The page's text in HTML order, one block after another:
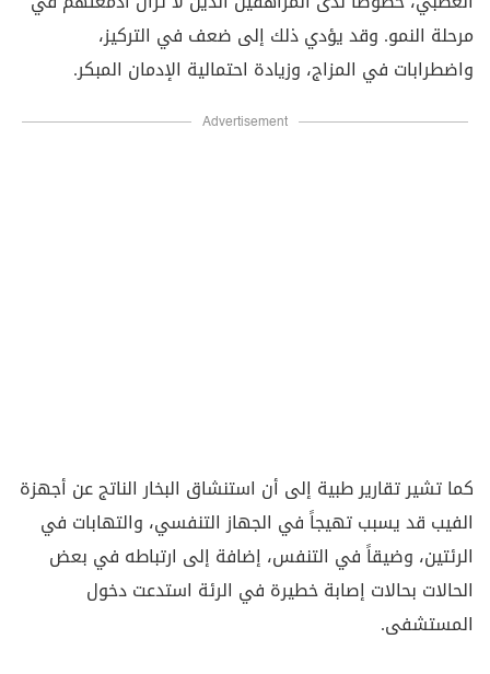
مرحلة النمو. وقد يؤدي ذلك إلى ضعف في التركيز،
واضطرابات في المزاج، وزيادة احتمالية الإدمان المبكر.
Advertisement
كما تشير تقارير طبية إلى أن استنشاق البخار الناتج عن أجهزة
الفيب قد يسبب تهيجاً في الجهاز التنفسي، والتهابات في
الرئتين، وضيقاً في التنفس، إضافة إلى ارتباطه في بعض
الحالات بحالات إصابة خطيرة في الرئة استدعت دخول
المستشفى.